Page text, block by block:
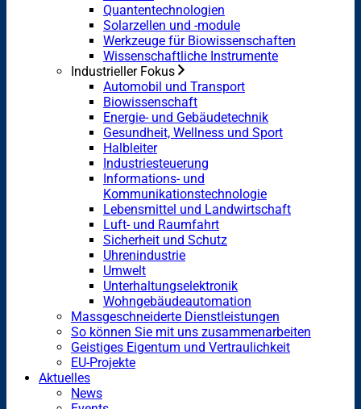
Quantentechnologien
Solarzellen und -module
Werkzeuge für Biowissenschaften
Wissenschaftliche Instrumente
Industrieller Fokus
Automobil und Transport
Biowissenschaft
Energie- und Gebäudetechnik
Gesundheit, Wellness und Sport
Halbleiter
Industriesteuerung
Informations- und
Kommunikationstechnologie
Lebensmittel und Landwirtschaft
Luft- und Raumfahrt
Sicherheit und Schutz
Uhrenindustrie
Umwelt
Unterhaltungselektronik
Wohngebäudeautomation
Massgeschneiderte Dienstleistungen
So können Sie mit uns zusammenarbeiten
Geistiges Eigentum und Vertraulichkeit
EU-Projekte
Aktuelles
News